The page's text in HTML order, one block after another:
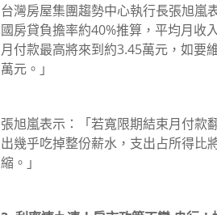
台灣房屋集團趨勢中心執行長張旭嵐
國房貸負擔率約40%推算，平均月收
月付款最高將來到約3.45萬元，如要
萬元。」
張旭嵐表示：「若寬限期結束月付款
出幾乎吃掉整份薪水，支出占所得比
縮。」